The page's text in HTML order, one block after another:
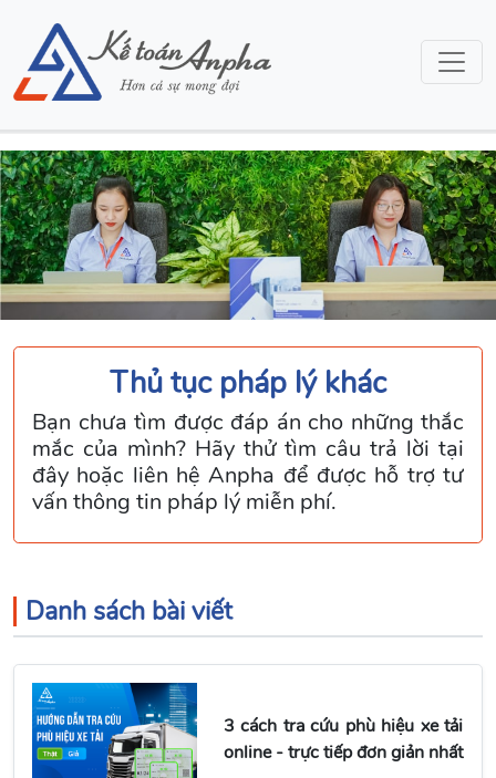
Thủ tục pháp lý khác
Bạn chưa tìm được đáp án cho những thắc
mắc của mình? Hãy thử tìm câu trả lời tại
đây hoặc liên hệ Anpha để được hỗ trợ tư
vấn thông tin pháp lý miễn phí.
Danh sách bài viết
3 cách tra cứu phù hiệu xe tải
online - trực tiếp đơn giản nhất